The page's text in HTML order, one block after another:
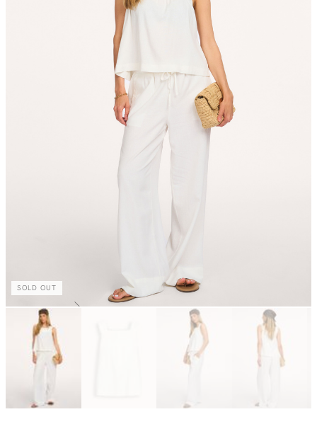
SOLD OUT